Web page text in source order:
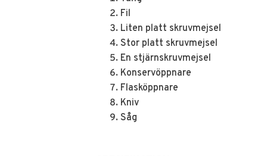
Fil
Liten platt skruvmejsel
Stor platt skruvmejsel
En stjärnskruvmejsel
Konservöppnare
Flasköppnare
Kniv
Såg